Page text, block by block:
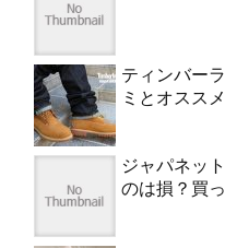
ティンバー
ミとオスス
ジャパネッ
のは損？買